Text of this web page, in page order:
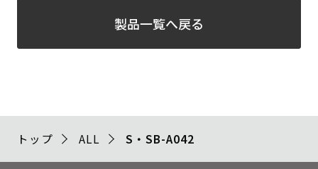
製品一覧へ戻る
トップ ALL S・SB-A042